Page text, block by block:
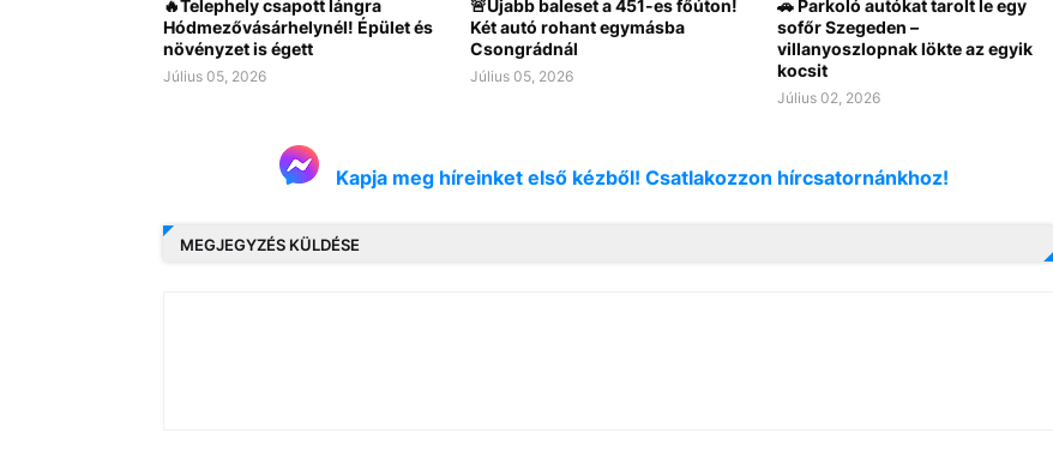
🔥Telephely csapott lángra
Hódmezővásárhelynél! Épület és
növényzet is égett
Július 05, 2026
🚨Újabb baleset a 451-es főúton!
Két autó rohant egymásba
Csongrádnál
Július 05, 2026
🚗 Parkoló autókat tarolt le egy
sofőr Szegeden –
villanyoszlopnak lökte az egyik
kocsit
Július 02, 2026
Kapja meg híreinket első kézből! Csatlakozzon hírcsatornánkhoz!
MEGJEGYZÉS KÜLDÉSE